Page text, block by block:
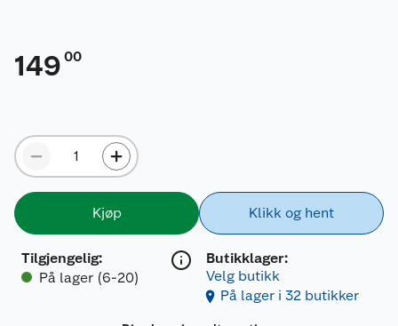
149 00
Kjøp
Tilgjengelig:
På lager (6-20)
Klikk og hent
Butikklager:
Velg butikk
På lager i 32 butikker